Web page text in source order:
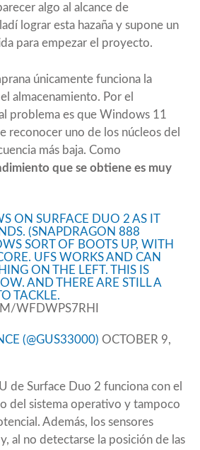
algo al alcance de
lograr esta hazaña y supone un
para empezar el proyecto.
únicamente funciona la
almacenamiento. Por el
problema es que Windows 11
reconocer uno de los núcleos del
más baja. Como
que se obtiene es muy
ON SURFACE DUO 2 AS IT
(SNAPDRAGON 888
SORT OF BOOTS UP, WITH
UFS WORKS AND CAN
ON THE LEFT. THIS IS
AND THERE ARE STILL A
TACKLE.
WFDWPS7RHI
(@GUS33000)OCTOBER 9,
de Surface Duo 2 funciona con el
del sistema operativo y tampoco
Además, los sensores
al no detectarse la posición de las